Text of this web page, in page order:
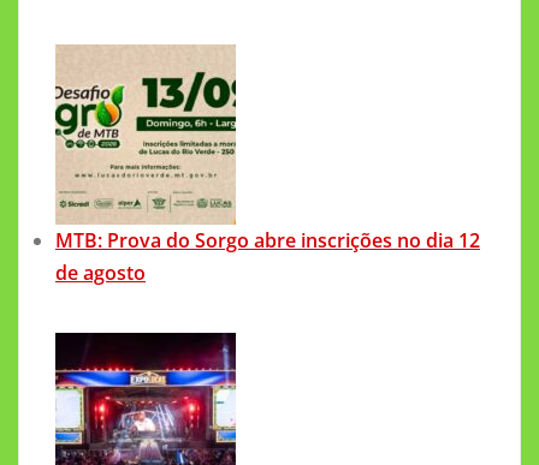
MTB: Prova do Sorgo abre inscrições no dia 12
de agosto